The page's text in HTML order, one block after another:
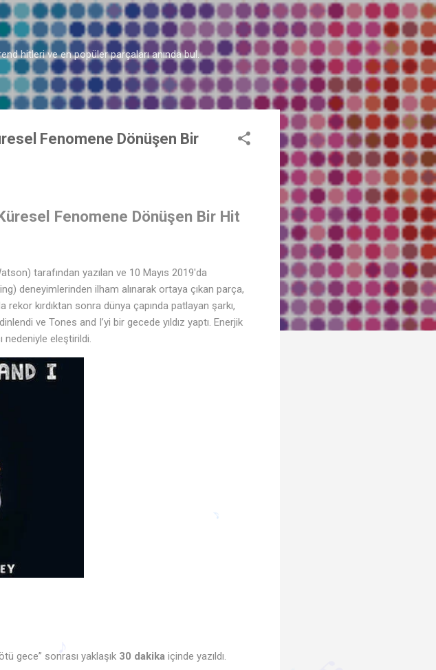
hitleri ve en popüler parçaları anında bul.
Fenomene Dönüşen Bir
Fenomene Dönüşen Bir Hit
tarafından yazılan ve 10 Mayıs 2019'da
deneyimlerinden ilham alınarak ortaya çıkan parça,
kırdıktan sonra dünya çapında patlayan şarkı,
ve Tones and I’yi bir gecede yıldız yaptı. Enerjik
nedeniyle eleştirildi.
gece” sonrası yaklaşık 30 dakika içinde yazıldı.
♪